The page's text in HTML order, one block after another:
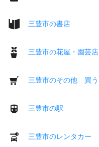
三豊市の書店
三豊市の花屋・園芸店
三豊市のその他 買う
三豊市の駅
三豊市のレンタカー